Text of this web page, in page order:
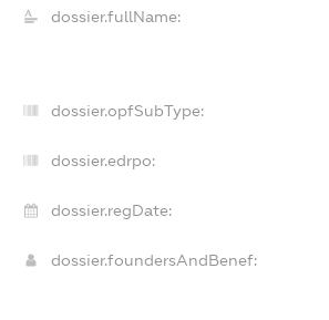
dossier.fullName:
dossier.opfSubType:
dossier.edrpo:
dossier.regDate:
dossier.foundersAndBenef: